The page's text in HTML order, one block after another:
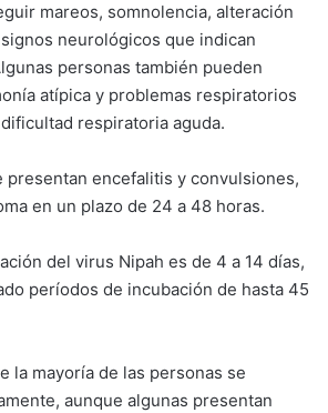
mareos, somnolencia, alteración
neurológicos que indican
personas también pueden
atípica y problemas respiratorios
respiratoria aguda.
presentan encefalitis y convulsiones,
en un plazo de 24 a 48 horas.
del virus Nipah es de 4 a 14 días,
períodos de incubación de hasta 45
la mayoría de las personas se
aunque algunas presentan